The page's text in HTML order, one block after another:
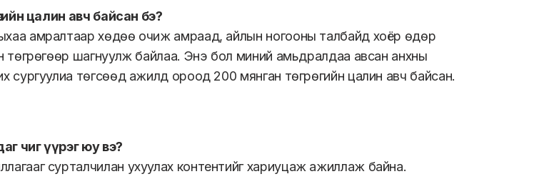
цалин авч байсан бэ?
амралтаар хөдөө очиж амраад, айлын ногооны талбайд хоёр өдөр
төгрөгөөр шагнуулж байлаа. Энэ бол миний амьдралдаа авсан анхны
сургуулиа төгсөөд ажилд ороод 200 мянган төгрөгийн цалин авч байсан.
чиг үүрэг юу вэ?
сурталчилан ухуулах контентийг хариуцаж ажиллаж байна.